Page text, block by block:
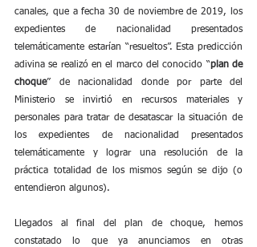
canales, que a fecha 30 de noviembre de 2019, los
expedientes de nacionalidad presentados
telemáticamente estarían “resueltos”. Esta predicción
adivina se realizó en el marco del conocido “plan de
choque” de nacionalidad donde por parte del
Ministerio se invirtió en recursos materiales y
personales para tratar de desatascar la situación de
los expedientes de nacionalidad presentados
telemáticamente y lograr una resolución de la
práctica totalidad de los mismos según se dijo (o
entendieron algunos).
Llegados al final del plan de choque, hemos
constatado lo que ya anunciamos en otras